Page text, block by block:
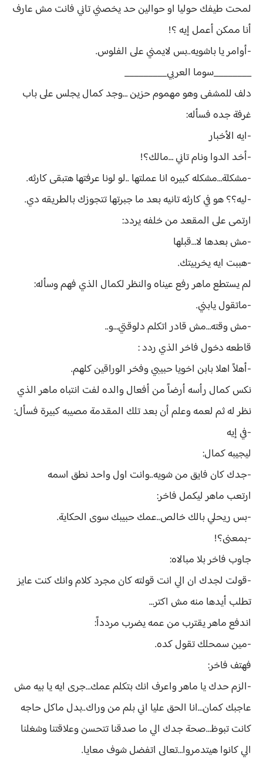
لمحت طيفك حوليا او حوالين حد يخصني تاني فانت مش عارف
أنا ممكن أعمل إيه ؟!
-أوامر يا باشويه..بس لايمني على الفلوس.
________سوما العربي_________
دلف للمشفى وهو مهموم حزين …وجد كمال يجلس على باب
غرفة جده فسأله:
-ايه الأخبار
-أخد الدوا ونام تاني …مالك؟!
-مشكلة…مشكله كبيره انا عملتها ..لو لونا عرفتها هتبقى كارثه.
-ليه؟؟ هو في كارثه تانيه بعد ما جبرتها تتجوزك بالطريقه دي.
ارتمى على المقعد من خلفه يردد:
-مش بعدها لا…قبلها
-هببت ايه يخربيتك.
لم يستطع ماهر رفع عيناه والنظر لكمال الذي فهم وسأله:
-ماتقول يابني.
-مش وقته…مش قادر اتكلم دلوقتي…و..
قاطعه دخول فاخر الذي ردد :
-أهلاً اهلا بابن اخويا حبيبي وفخر الوراقين كلهم.
نكس كمال رأسه أرضاً من أفعال والده لفت انتباه ماهر الذي
نظر له ثم لعمه وعلم أن بعد تلك المقدمة مصيبه كبيرة فسأل:
-في إيه
ليجيبه كمال:
-جدك كان فايق من شويه..وانت اول واحد نطق اسمه
ارتعب ماهر ليكمل فاخر:
-بس ريحلي بالك خالص..عمك حبيبك سوى الحكاية.
-بمعنى؟!
جاوب فاخر بلا مبالاه:
-قولت لجدك ان الي انت قولته كان مجرد كلام وانك كنت عايز
تطلب أيدها منه مش اكتر…
اندفع ماهر يقترب من عمه يضرب مردداً:
-مين سمحلك تقول كده.
فهتف فاخر:
-الزم حدك يا ماهر واعرف انك بتكلم عمك…جرى ايه يا بيه مش
عاجبك كمان…انا الحق عليا اني بلم من وراك..بدل ماكل حاجه
كانت تبوظ…صحة جدك الي ما صدقنا تتحسن وعلاقتنا وشغلنا
الي كانوا هيتدمروا…تعالى اتفضل شوف معايا.